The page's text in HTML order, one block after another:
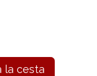
la cesta